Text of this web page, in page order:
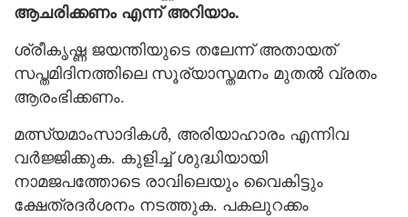
ആചരിക്കണം എന്ന് അറിയാം.
ശ്രീകൃഷ്ണ ജയന്തിയുടെ തലേന്ന് അതായത്
സപ്തമിദിനത്തിലെ സൂര്യാസ്തമനം മുതൽ വ്രതം
ആരംഭിക്കണം.
മത്സ്യമാംസാദികൾ, അരിയാഹാരം എന്നിവ
വർജ്ജിക്കുക. കുളിച്ച് ശുദ്ധിയായി
നാമജപത്തോടെ രാവിലെയും വൈകിട്ടും
ക്ഷേത്രദർശനം നടത്തുക. പകലുറക്കം